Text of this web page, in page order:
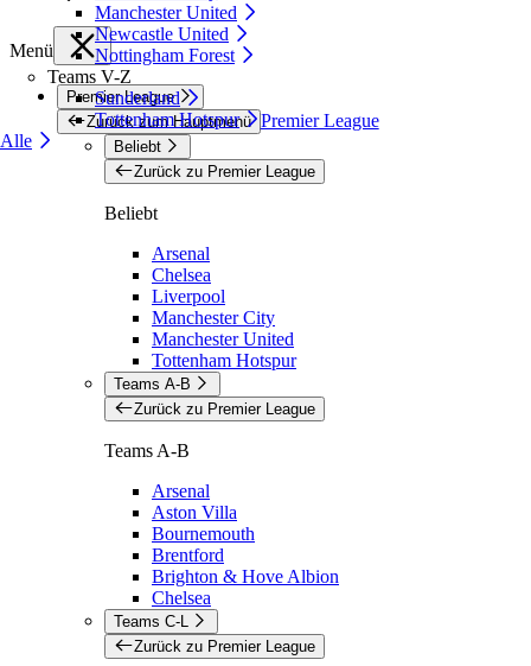
Manchester United
Newcastle United
Nottingham Forest
Teams V-Z
Sunderland
Tottenham Hotspur
Alle
Menü
Premier League
Zurück zum Hauptmenü Premier League
Beliebt
Zurück zu Premier League
Beliebt
Arsenal
Chelsea
Liverpool
Manchester City
Manchester United
Tottenham Hotspur
Teams A-B
Zurück zu Premier League
Teams A-B
Arsenal
Aston Villa
Bournemouth
Brentford
Brighton & Hove Albion
Chelsea
Teams C-L
Zurück zu Premier League